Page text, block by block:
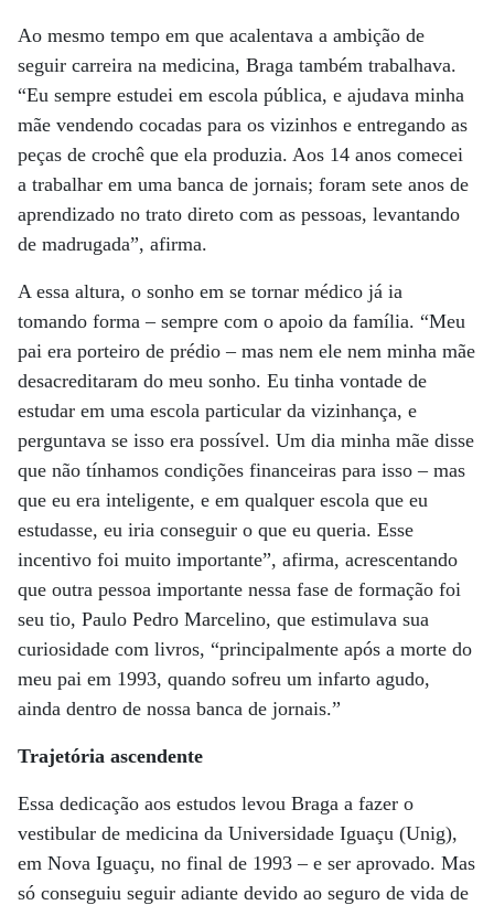
Ao mesmo tempo em que acalentava a ambição de
seguir carreira na medicina, Braga também trabalhava.
“Eu sempre estudei em escola pública, e ajudava minha
mãe vendendo cocadas para os vizinhos e entregando as
peças de crochê que ela produzia. Aos 14 anos comecei
a trabalhar em uma banca de jornais; foram sete anos de
aprendizado no trato direto com as pessoas, levantando
de madrugada”, afirma.
A essa altura, o sonho em se tornar médico já ia
tomando forma – sempre com o apoio da família. “Meu
pai era porteiro de prédio – mas nem ele nem minha mãe
desacreditaram do meu sonho. Eu tinha vontade de
estudar em uma escola particular da vizinhança, e
perguntava se isso era possível. Um dia minha mãe disse
que não tínhamos condições financeiras para isso – mas
que eu era inteligente, e em qualquer escola que eu
estudasse, eu iria conseguir o que eu queria. Esse
incentivo foi muito importante”, afirma, acrescentando
que outra pessoa importante nessa fase de formação foi
seu tio, Paulo Pedro Marcelino, que estimulava sua
curiosidade com livros, “principalmente após a morte do
meu pai em 1993, quando sofreu um infarto agudo,
ainda dentro de nossa banca de jornais.”
Trajetória ascendente
Essa dedicação aos estudos levou Braga a fazer o
vestibular de medicina da Universidade Iguaçu (Unig),
em Nova Iguaçu, no final de 1993 – e ser aprovado. Mas
só conseguiu seguir adiante devido ao seguro de vida de